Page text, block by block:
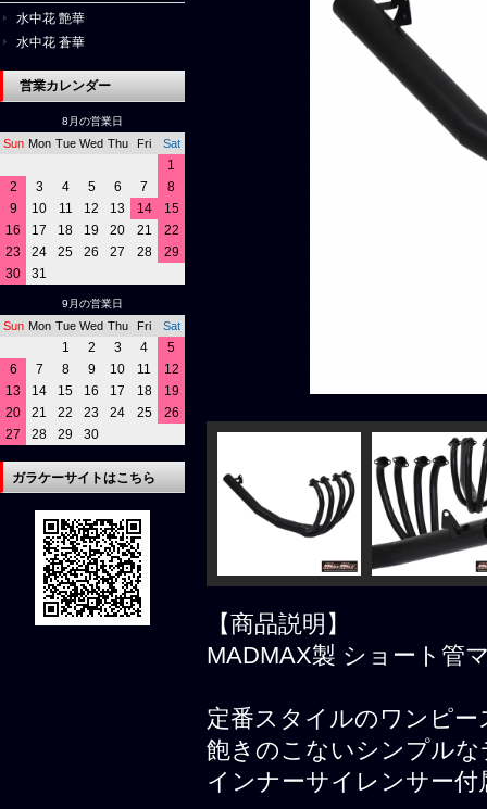
【商品説明】
MADMAX製 ショート管
定番スタイルのワンピー
飽きのこないシンプル
インナーサイレンサー
水中花 艶華
水中花 蒼華
営業カレンダー
8月の営業日
Sun Mon Tue Wed Thu Fri Sat
1
2
3 4 5 6 7
8
9
10 11 12 13 14
15
16
17 18 19 20 21
22
23
24 25 26 27 28
29
30
31
9月の営業日
Sun Mon Tue Wed Thu Fri Sat
1 2 3 4
5
6
7 8 9 10 11
12
13
14 15 16 17 18
19
20
21 22 23 24 25
26
27
28 29 30
ガラケーサイトはこちら